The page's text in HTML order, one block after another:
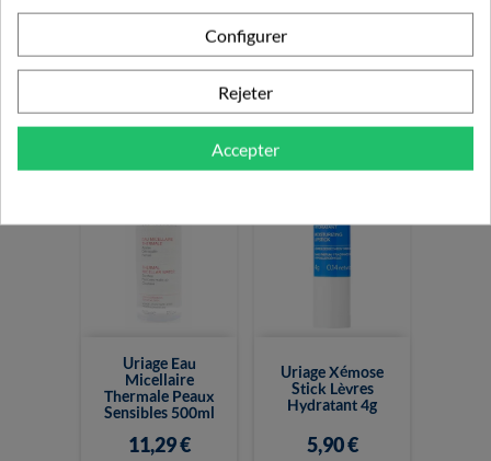
Uriage Xémose
Hydratant 2X4g
Uriage Bariesun
Crème Protectrice
Hydratante
SPF50+...
Uriage Eau
Micellaire
Thermale Peaux
Sensibles 500ml
11,29 €
Uriage Xémose
Stick Lèvres
Hydratant 4g
5,90 €
Configurer
Rejeter
Accepter